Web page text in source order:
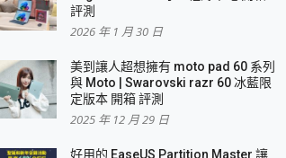
評測
2026 年 1 月 30 日
美到讓人超想擁有 moto pad 60 系列
與 Moto | Swarovski razr 60 冰藍限
定版本 開箱 評測
2025 年 12 月 29 日
好用的 EaseUS Partition Master 讓